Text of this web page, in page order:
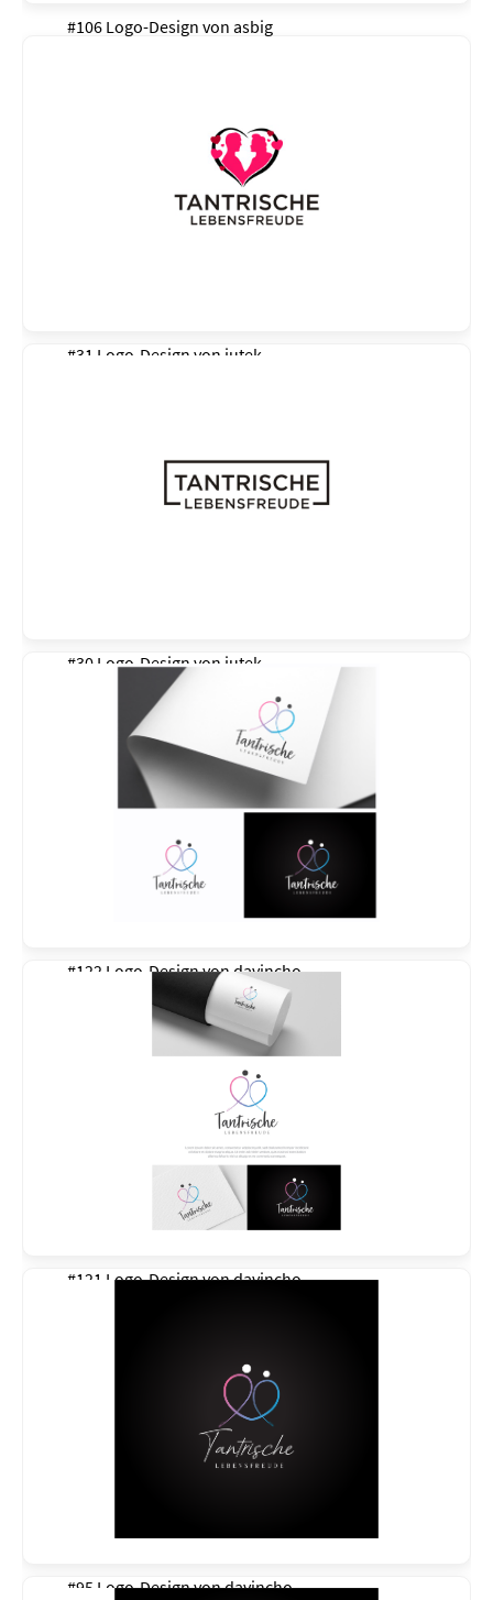
#106 Logo-Design von asbig
#31 Logo-Design von jutek
#30 Logo-Design von jutek
#122 Logo-Design von davincho
#121 Logo-Design vondavincho
#95 Logo-Design vondavincho